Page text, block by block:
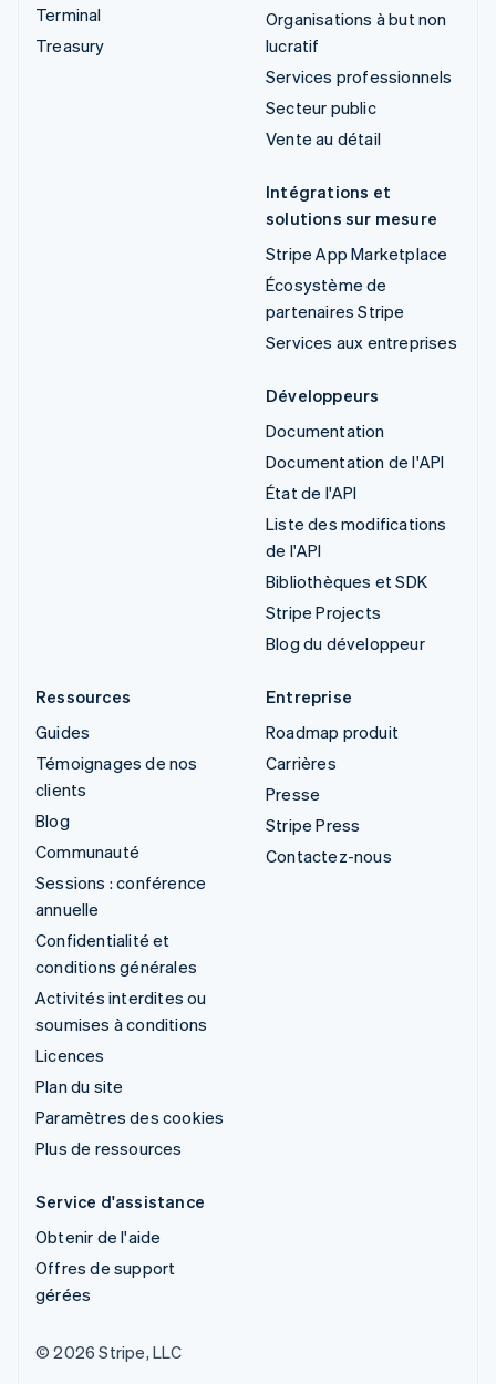
Terminal
Treasury
Organisations à but non
lucratif
Services professionnels
Secteur public
Vente au détail
Intégrations et
solutions sur mesure
Stripe App Marketplace
Écosystème de
partenaires Stripe
Services aux entreprises
Développeurs
Documentation
Documentation de l'API
État de l'API
Liste des modifications
de l'API
Bibliothèques et SDK
Stripe Projects
Blog du développeur
Ressources
Guides
Témoignages de nos
clients
Blog
Communauté
Sessions : conférence
annuelle
Confidentialité et
conditions générales
Activités interdites ou
soumises à conditions
Licences
Plan du site
Paramètres des cookies
Plus de ressources
Entreprise
Roadmap produit
Carrières
Presse
Stripe Press
Contactez-nous
Service d'assistance
Obtenir de l'aide
Offres de support
gérées
© 2026 Stripe, LLC